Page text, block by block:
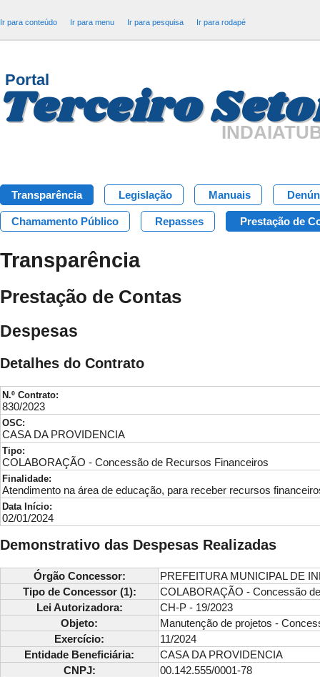
Ir para conteúdo Ir para menu Ir para pesquisa Ir para rodapé
Portal
Terceiro
Transparência Legislação Manuais
Chamamento Público Repasses Prestação de
Transparência
Prestação de Contas
Despesas
Detalhes do Contrato
N.º Contrato:
830/2023
OSC:
CASA DA PROVIDENCIA
Tipo:
COLABORAÇÃO - Concessão de Recursos Financeiros
Finalidade:
Atendimento na área de educação, para receber recursos
Data Início:
02/01/2024
Demonstrativo das Despesas Realizadas
Órgão Concessor:
PREFEITURA MUNICIPAL DE
Tipo de Concessor (1):
COLABORAÇÃO - Concessão
Lei Autorizadora:
CH-P - 19/2023
Objeto:
Manutenção de projetos -
Exercício:
11/2024
Entidade Beneficiária:
CASA DA PROVIDENCIA
CNPJ:
00.142.555/0001-78